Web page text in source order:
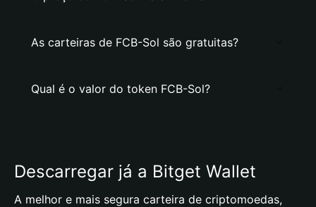
As carteiras de FCB-Sol são gratuitas?
Qual é o valor do token FCB-Sol?
Descarregar já a Bitget Wallet
A melhor e mais segura carteira de criptomoedas,